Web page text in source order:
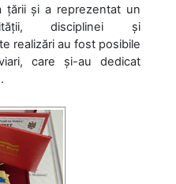
țării și a reprezentat un
disciplinei și
realizări au fost posibile
care și-au dedicat